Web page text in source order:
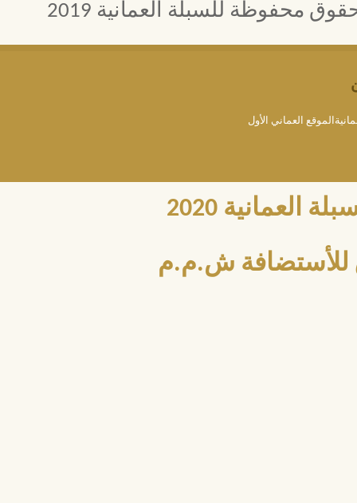
محفوظة للسبلة العمانية 2019
العماني الأول
2020
للأستضافة ش.م.م